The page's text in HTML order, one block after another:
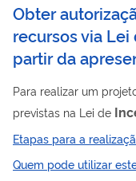
Obter
recursos via
partir da
Para realizar um
previstas na Lei de
apresentar uma
Após essa proposta
obtém, então, a
Etapas para a
Quem pode utilizar